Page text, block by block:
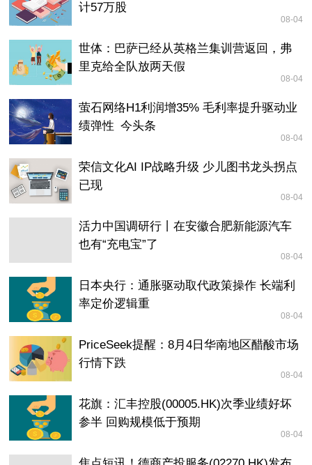
计57万股
08-04
世体：巴萨已经从英格兰集训营返回，弗
里克给全队放两天假
08-04
萤石网络H1利润增35% 毛利率提升驱动业
绩弹性_今头条
08-04
荣信文化AI IP战略升级 少儿图书龙头拐点
已现
08-04
活力中国调研行丨在安徽合肥新能源汽车
也有“充电宝”了
08-04
日本央行：通胀驱动取代政策操作 长端利
率定价逻辑重
08-04
PriceSeek提醒：8月4日华南地区醋酸市场
行情下跌
08-04
花旗：汇丰控股(00005.HK)次季业绩好坏
参半 回购规模低于预期
08-04